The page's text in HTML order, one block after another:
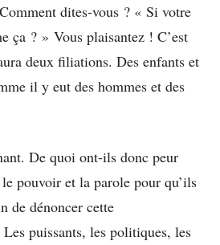
dites-vous ? « Si votre
ça ? » Vous plaisantez ! C’est
deux filiations. Des enfants et
il y eut des hommes et des
De quoi ont-ils donc peur
pouvoir et la parole pour qu’ils
de dénoncer cette
puissants, les politiques, les